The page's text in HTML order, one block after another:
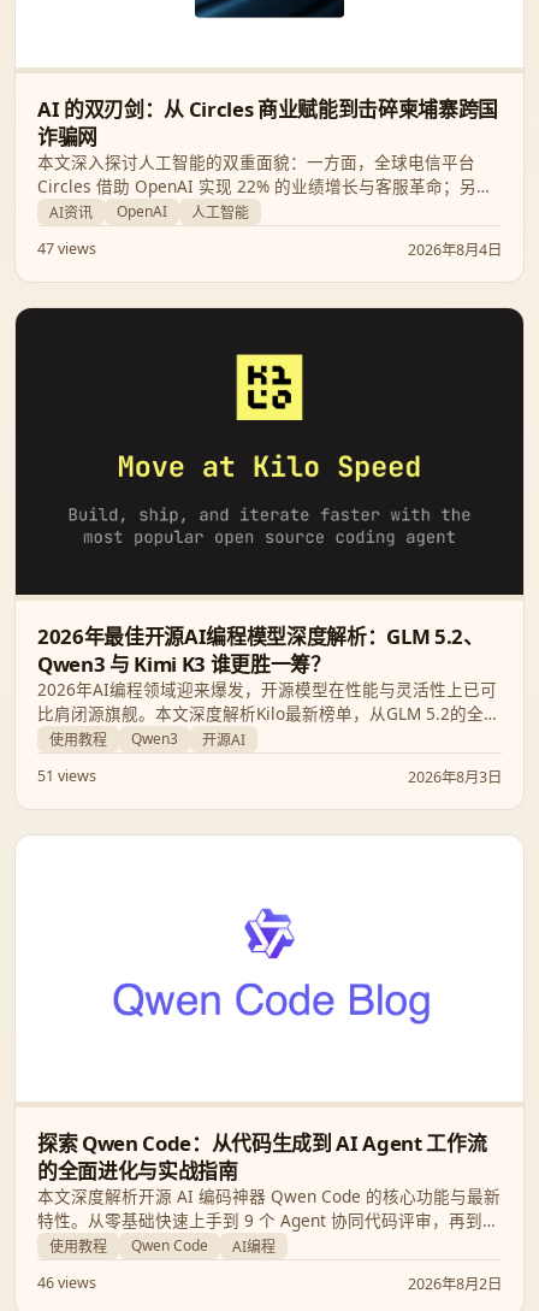
AI 的双刃剑：从 Circles 商业赋能到击碎柬埔寨跨国
诈骗网
本文深入探讨人工智能的双重面貌：一方面，全球电信平台
Circles 借助 OpenAI 实现 22% 的业绩增长与客服革命；另一
方面，OpenAI 强力捣毁利用 ChatGPT 进行“杀猪盘”及人口贩
卖的跨国犯罪集团，展现科技赋能与安全治理的博弈。
AI资讯 OpenAI
人工智能
47 views
2026年8月4日
2026年最佳开源AI编程模型深度解析：GLM 5.2、
Qwen3 与 Kimi K3 谁更胜一筹？
2026年AI编程领域迎来爆发，开源模型在性能与灵活性上已可
比肩闭源旗舰。本文深度解析Kilo最新榜单，从GLM 5.2的全能
表现到Qwen3的长上下文优势，为您提供最权威的开发助手选
择指南。
使用教程 Qwen3
开源AI
51 views
2026年8月3日
探索 Qwen Code：从代码生成到 AI Agent 工作流
的全面进化与实战指南
本文深度解析开源 AI 编码神器 Qwen Code 的核心功能与最新
特性。从零基础快速上手到 9 个 Agent 协同代码评审，再到自
动化多媒体生成与 Obsidian 知识管理，带你全面解锁 AI 驱动
的全新编程范式。
使用教程 Qwen Code
AI编程
46 views
2026年8月2日